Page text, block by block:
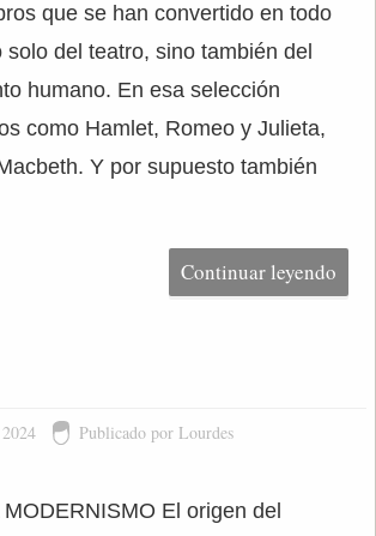
que se han convertido en todo
del teatro, sino también del
humano. En esa selección
como Hamlet, Romeo y Julieta,
Y por supuesto también
Continuar leyendo
Publicado por Lourdes
El origen del